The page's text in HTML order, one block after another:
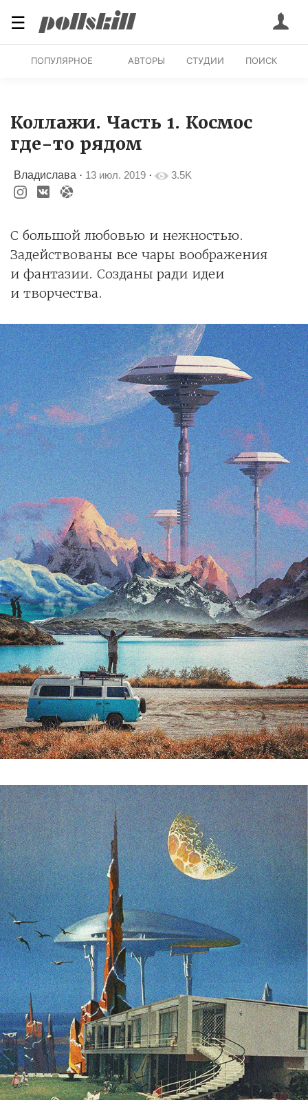
☰
ПОПУЛЯРНОЕ АВТОРЫ СТУДИИ ПОИСК
Коллажи. Часть 1. Космос
где-то рядом
Владислава · 13 июл. 2019 · 3.5K
С большой любовью и нежностью.
Задействованы все чары воображения
и фантазии. Созданы ради идеи
и творчества.